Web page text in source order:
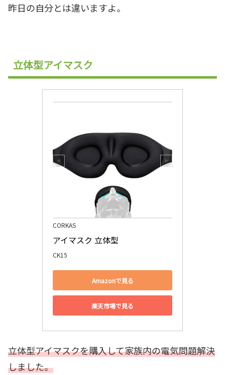
昨日の自分とは違いますよ。
立体型アイマスク
CORKAS
アイマスク 立体型
CK15
Amazonで見る
楽天市場で見る
立体型アイマスクを購入して家族内の電気問題解決
しました。